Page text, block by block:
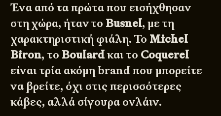
Ένα από τα πρώτα που εισήχθησαν
στη χώρα, ήταν το Busnel, με τη
χαρακτηριστική φιάλη. Το Michel
Biron, το Boulardκαι το Coquerel
είναι τρία ακόμη brand που μπορείτε
να βρείτε, όχι στις περισσότερες
κάβες, αλλά σίγουρα ονλάιν.